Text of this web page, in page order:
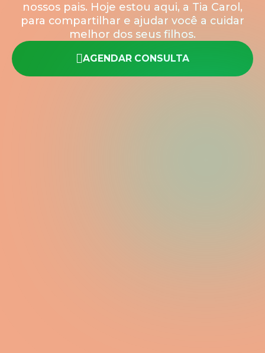
nossos pais. Hoje estou aqui, a Tia Carol,
para compartilhar e ajudar você a cuidar
melhor dos seus filhos.
AGENDAR CONSULTA